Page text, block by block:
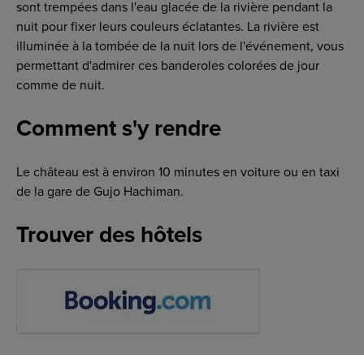
sont trempées dans l'eau glacée de la rivière pendant la
nuit pour fixer leurs couleurs éclatantes. La rivière est
illuminée à la tombée de la nuit lors de l'événement, vous
permettant d'admirer ces banderoles colorées de jour
comme de nuit.
Comment s'y rendre
Le château est à environ 10 minutes en voiture ou en taxi
de la gare de Gujo Hachiman.
Trouver des hôtels